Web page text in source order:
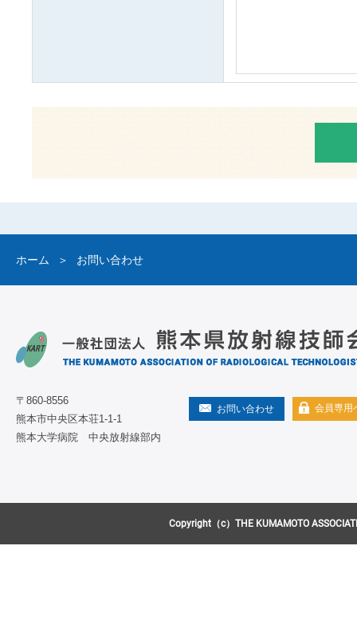
ホーム お問い合わせ
〒860-8556
熊本市中央区本荘1-1-1
熊本大学病院 中央放射線部内
お問い合わせ 会員専用
Copyright（c）THE KUMAMOTO